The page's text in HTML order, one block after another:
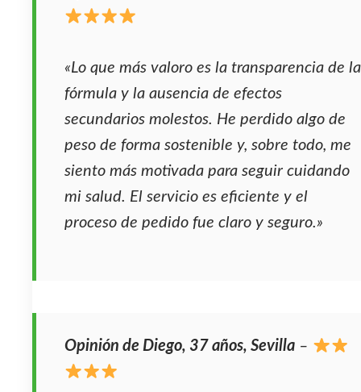
«Lo que más valoro es la transparencia de la
fórmula y la ausencia de efectos
secundarios molestos. He perdido algo de
peso de forma sostenible y, sobre todo, me
siento más motivada para seguir cuidando
mi salud. El servicio es eficiente y el
proceso de pedido fue claro y seguro.»
Opinión de Diego, 37 años, Sevilla –